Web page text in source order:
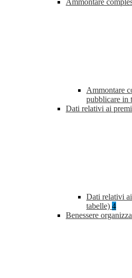
Ammontare
Ammontare
pubblicare in
Dati relativi ai premi
Dati relativi
tabelle) 4
Benessere